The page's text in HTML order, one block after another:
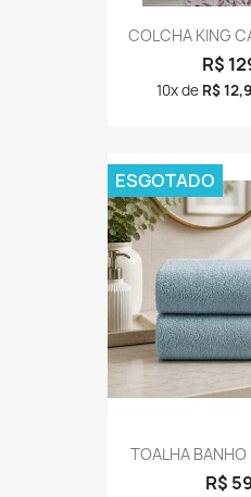
COLCHA KING
R$
10x de R$
TOALHA BANHO
R$
ESGOTADO